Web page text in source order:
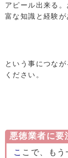
アピール出来る
富な知識と経験が
という事につな
ください。
こ こで、もう
悪徳業者に要